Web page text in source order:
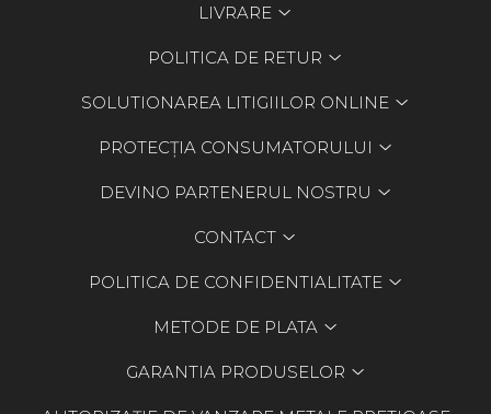
LIVRARE
POLITICA DE RETUR
SOLUTIONAREA LITIGIILOR ONLINE
PROTECȚIA CONSUMATORULUI
DEVINO PARTENERUL NOSTRU
CONTACT
POLITICA DE CONFIDENTIALITATE
METODE DE PLATA
GARANTIA PRODUSELOR